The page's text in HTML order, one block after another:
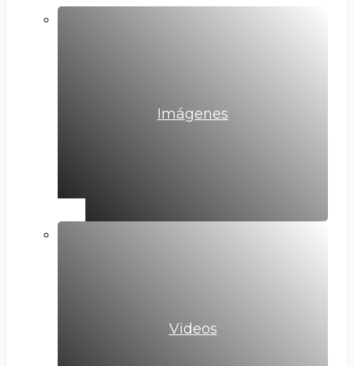
Imágenes
Videos